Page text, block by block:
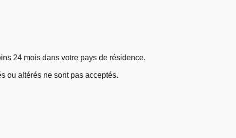
24 mois dans votre pays de résidence.
ou altérés ne sont pas acceptés.